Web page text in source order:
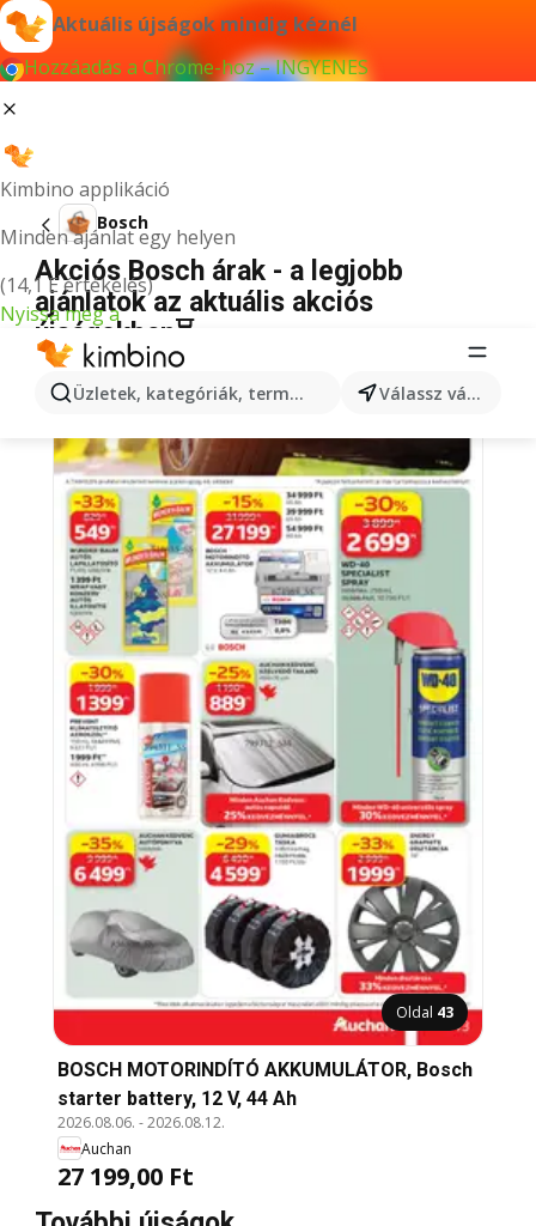
Aktuális újságok mindig kéznél
Hozzáadás a Chrome-hoz – INGYENES
Kimbino applikáció
Minden ajánlat egy helyen
(14,1 E értékelés)
Nyissa meg a
Üzletek, kategóriák, termékek keresése... Válassz várost
Bosch
Akciós Bosch árak - a legjobb
ajánlatok az aktuális akciós
újságokban⏳
Oldal 43
BOSCH MOTORINDÍTÓ AKKUMULÁTOR, Bosch
starter battery, 12 V, 44 Ah
2026.08.06. -2026.08.12.
Auchan
27 199,00 Ft